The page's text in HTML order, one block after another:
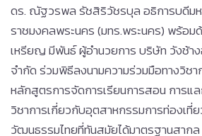
ดร. ณัฐวรพล รัชสิริวัชรบุล อธิการบดีมห
ราชมงคลพระนคร (มทร.พระนคร) พร้อม
เหรียญ มีพันธ์ ผู้อำนวยการ บริษัท วังช้า
จำกัด ร่วมพิธีลงนามความร่วมมือทางวิช
หลักสูตรการจัดการเรียนการสอน การแ
วิชาการเกี่ยวกับอุตสาหกรรมการท่องเที่
วัฒนธรรมไทยที่ทันสมัยได้มาตรฐานสากล